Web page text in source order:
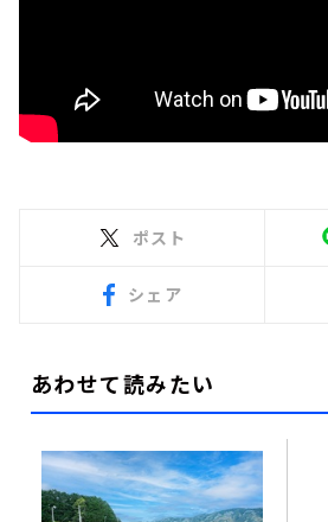
ポスト
シェア
あわせて読みたい